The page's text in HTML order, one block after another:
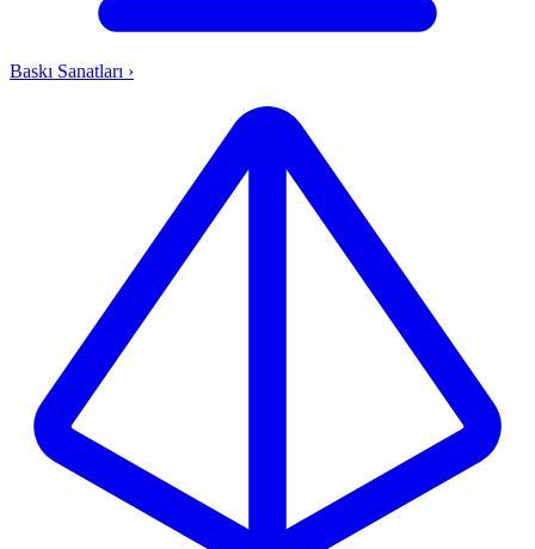
Baskı Sanatları ›